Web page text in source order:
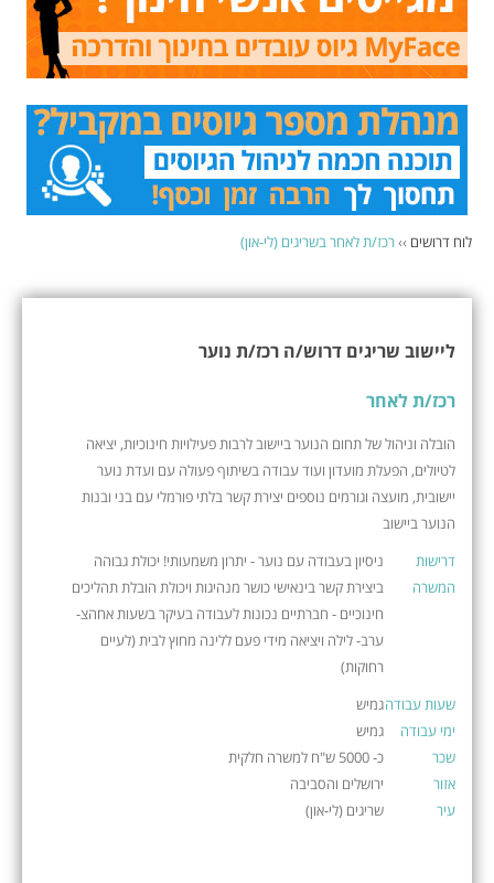
לוח דרושים ››רכז/ת לאחר בשריגים (לי-און)
ליישוב שריגים דרוש/ה רכז/ת נוער
רכז/ת לאחר
הובלה וניהול של תחום הנוער ביישוב לרבות פעילויות חינוכיות, יציאה
לטיולים, הפעלת מועדון ועוד עבודה בשיתוף פעולה עם ועדת נוער
יישובית, מועצה וגורמים נוספים יצירת קשר בלתי פורמלי עם בני ובנות
הנוער ביישוב
דרישות
המשרה
ניסיון בעבודה עם נוער - יתרון משמעותי! יכולת גבוהה
ביצירת קשר בינאישי כושר מנהיגות ויכולת הובלת תהליכים
חינוכיים - חברתיים נכונות לעבודה בעיקר בשעות אחהצ-
ערב- לילה ויציאה מידי פעם ללינה מחוץ לבית (לעיים
רחוקות)
שעות עבודהגמיש
ימי עבודה
גמיש
שכר
כ- 5000 ש"ח למשרה חלקית
אזור
ירושלים והסביבה
עיר
שריגים (לי-און)